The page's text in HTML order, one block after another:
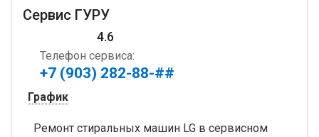
Сервис ГУРУ
4.6
Телефон сервиса:
+7 (903) 282-88-##
График
Ремонт стиральных машин LG в сервисном